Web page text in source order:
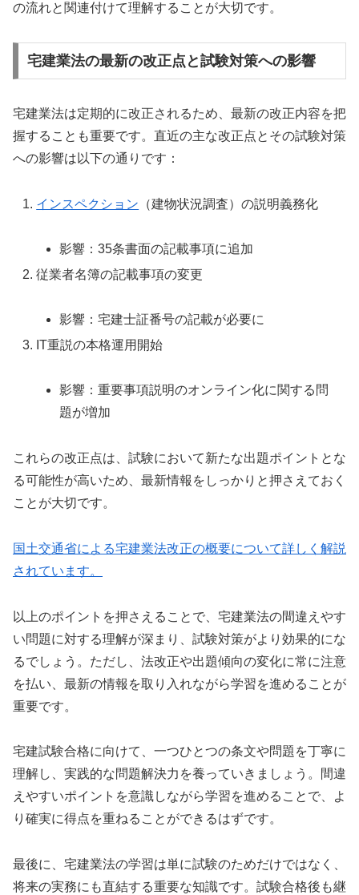
の流れと関連付けて理解することが大切です。
宅建業法の最新の改正点と試験対策への影響
宅建業法は定期的に改正されるため、最新の改正内容を把
握することも重要です。直近の主な改正点とその試験対策
への影響は以下の通りです：
インスペクション （建物状況調査）の説明義務化
影響：35条書面の記載事項に追加
従業者名簿の記載事項の変更
影響：宅建士証番号の記載が必要に
IT重説の本格運用開始
影響：重要事項説明のオンライン化に関する問
題が増加
これらの改正点は、試験において新たな出題ポイントとな
る可能性が高いため、最新情報をしっかりと押さえておく
ことが大切です。
国土交通省による宅建業法改正の概要について詳しく解説
されています。
以上のポイントを押さえることで、宅建業法の間違えやす
い問題に対する理解が深まり、試験対策がより効果的にな
るでしょう。ただし、法改正や出題傾向の変化に常に注意
を払い、最新の情報を取り入れながら学習を進めることが
重要です。
宅建試験合格に向けて、一つひとつの条文や問題を丁寧に
理解し、実践的な問題解決力を養っていきましょう。間違
えやすいポイントを意識しながら学習を進めることで、よ
り確実に得点を重ねることができるはずです。
最後に、宅建業法の学習は単に試験のためだけではなく、
将来の実務にも直結する重要な知識です。試験合格後も継